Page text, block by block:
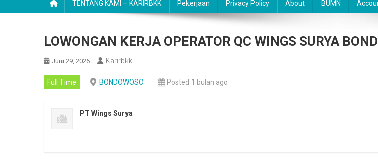
TENTANG KAMI – KARIRBKK Pekerjaan Privacy Policy About BUMN
LOWONGAN KERJA OPERATOR QC WINGS SURYA
Juni 29, 2026 Karirbkk
Full Time BONDOWOSO Posted 1 bulan ago
PT Wings Surya